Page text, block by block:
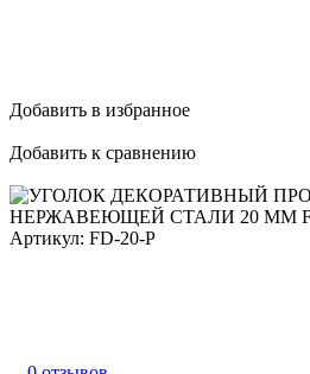
Добавить в избранное
Добавить к сравнению
Артикул: FD-20-P